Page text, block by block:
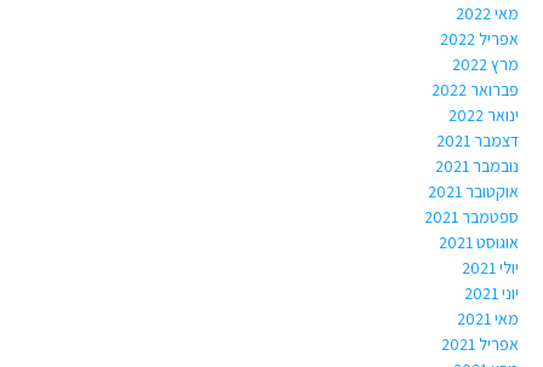
מאי 2022
אפריל 2022
מרץ 2022
פברואר 2022
ינואר 2022
דצמבר 2021
נובמבר 2021
אוקטובר 2021
ספטמבר 2021
אוגוסט 2021
יולי 2021
יוני 2021
מאי 2021
אפריל 2021